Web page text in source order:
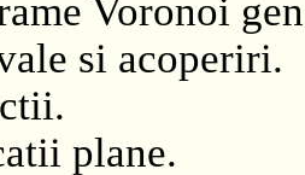
Voronoi
si acoperiri.
plane.